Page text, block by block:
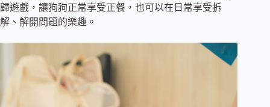
歸遊戲，讓狗狗正常享受正餐，也可以在日常享受拆
解、解開問題的樂趣。